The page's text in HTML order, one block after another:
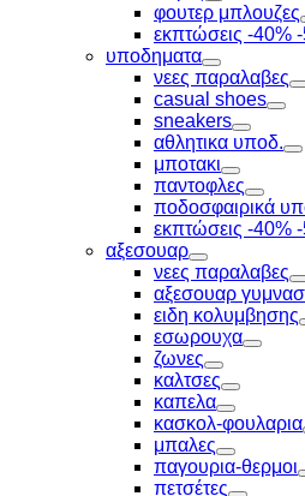
Toggle
φουτερ μπλουζες
εκπτώσεις -40%
υποδηματα
Toggle
νεες παραλαβες
casual shoes
sneakers
Toggle
αθλητικα υποδ.
μποτακι
Toggle
παντοφλες
Toggle
ποδοσφαιρικά
εκπτώσεις -40%
αξεσουαρ
Toggle
νεες παραλαβες
αξεσουαρ
ειδη κολυμβησης
εσωρουχα
Toggle
ζωνες
Toggle
καλτσες
Toggle
καπελα
Toggle
κασκολ-φουλαρια
μπαλες
Toggle
παγουρια-θερμοι
πετσέτες